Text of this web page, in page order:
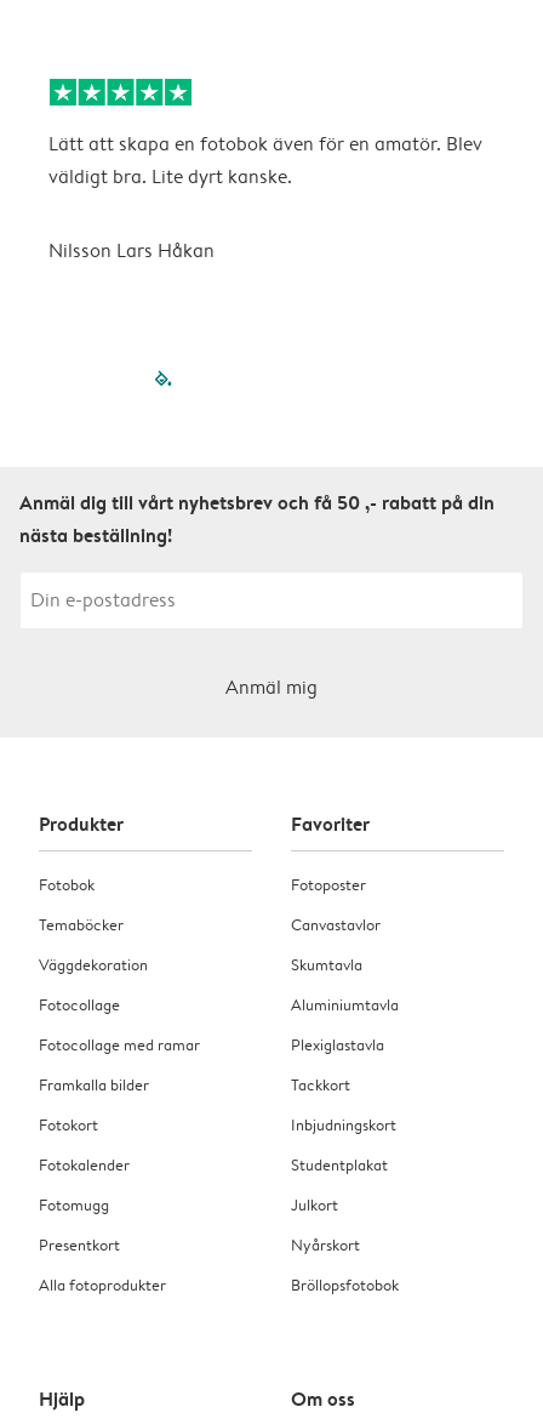
Lätt att skapa en fotobok även för en amatör. Blev
väldigt bra. Lite dyrt kanske.
Nilsson Lars Håkan
filled-pagination
Anmäl dig till vårt nyhetsbrev och få 50 ,- rabatt på din
nästa beställning!
Anmäl mig
Produkter
Fotobok
Temaböcker
Väggdekoration
Fotocollage
Fotocollage med ramar
Framkalla bilder
Fotokort
Fotokalender
Fotomugg
Presentkort
Alla fotoprodukter
Favoriter
Fotoposter
Canvastavlor
Skumtavla
Aluminiumtavla
Plexiglastavla
Tackkort
Inbjudningskort
Studentplakat
Julkort
Nyårskort
Bröllopsfotobok
Hjälp Om oss